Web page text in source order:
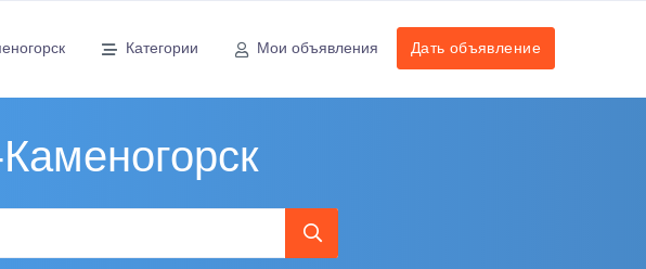
Категории Мои объявления Дать объявление